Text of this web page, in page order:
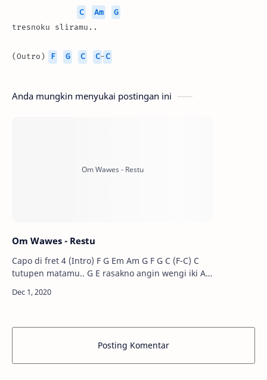
C
Am
G
tresnoku sliramu..
(Outro) F G C C-C
Anda mungkin menyukai postingan ini
Om Wawes - Restu
Capo di fret 4 (Intro) F G Em Am G F G C (F-C) C
tutupen matamu.. G E rasakno angin wengi iki Am
Posting Komentar